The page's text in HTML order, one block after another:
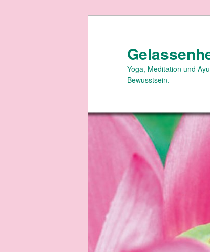
Yoga, Meditation und
Bewusstsein.